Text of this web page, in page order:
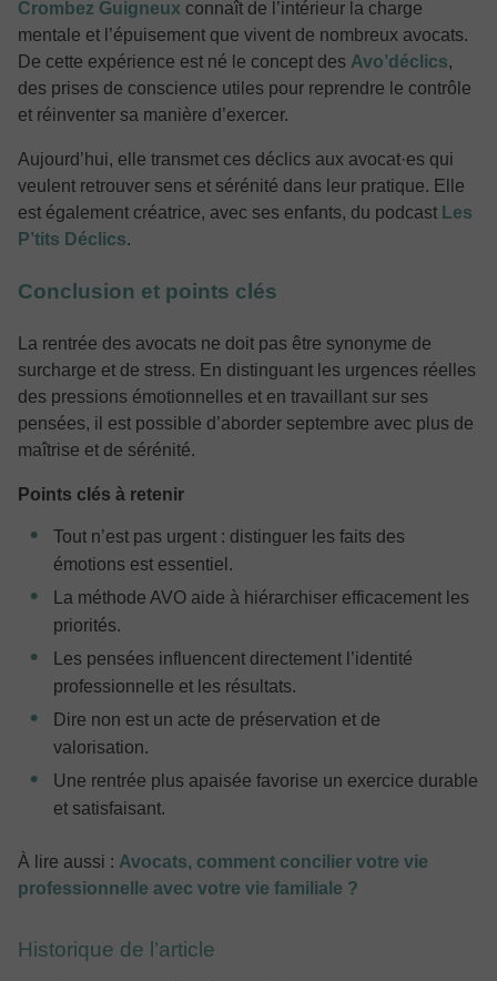
Crombez Guigneux connaît de l’intérieur la charge
mentale et l’épuisement que vivent de nombreux avocats.
De cette expérience est né le concept des Avo’déclics,
des prises de conscience utiles pour reprendre le contrôle
et réinventer sa manière d’exercer.
Aujourd’hui, elle transmet ces déclics aux avocat·es qui
veulent retrouver sens et sérénité dans leur pratique. Elle
est également créatrice, avec ses enfants, du podcast Les
P’tits Déclics.
Conclusion et points clés
La rentrée des avocats ne doit pas être synonyme de
surcharge et de stress. En distinguant les urgences réelles
des pressions émotionnelles et en travaillant sur ses
pensées, il est possible d’aborder septembre avec plus de
maîtrise et de sérénité.
Points clés à retenir
Tout n’est pas urgent : distinguer les faits des
émotions est essentiel.
La méthode AVO aide à hiérarchiser efficacement les
priorités.
Les pensées influencent directement l’identité
professionnelle et les résultats.
Dire non est un acte de préservation et de
valorisation.
Une rentrée plus apaisée favorise un exercice durable
et satisfaisant.
À lire aussi : Avocats, comment concilier votre vie
professionnelle avec votre vie familiale ?
Historique de l’article